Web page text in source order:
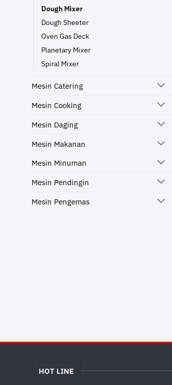
Dough Mixer
Dough Sheeter
Oven Gas Deck
Planetary Mixer
Spiral Mixer
Mesin Catering
Mesin Cooking
Mesin Daging
Mesin Makanan
Mesin Minuman
Mesin Pendingin
Mesin Pengemas
HOT LINE